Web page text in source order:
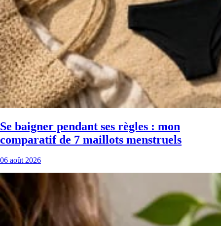
Se baigner pendant ses règles : mon
comparatif de 7 maillots menstruels
06 août 2026